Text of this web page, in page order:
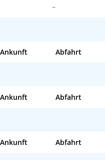
–
Ankunft Abfahrt
08:00 –
Ankunft Abfahrt
08:00 19:00
Ankunft Abfahrt